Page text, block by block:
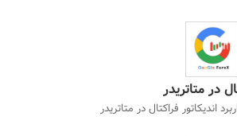
در متاتریدر
اندیکاتور فراکتال در متاتریدر